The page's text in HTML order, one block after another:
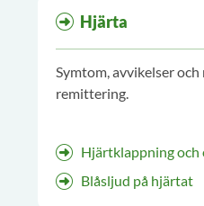
Hjärta
Symtom, avvikelser
remittering.
Hjärtklappning och
Blåsljud på hjärtat